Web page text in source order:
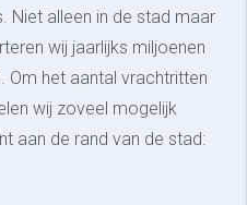
Niet alleen in de stad maar
wij jaarlijks miljoenen
Om het aantal vrachtritten
wij zoveel mogelijk
aan de rand van de stad: